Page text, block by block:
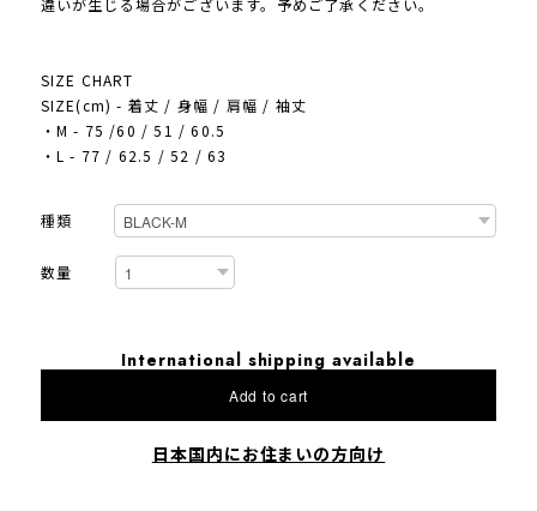
違いが生じる場合がございます。予めご了承ください。
SIZE CHART
SIZE(cm) - 着丈 / 身幅 / 肩幅 / 袖丈
・M - 75 /60 / 51 / 60.5
・L - 77 / 62.5 / 52 / 63
種類
数量
International shipping available
Add to cart
日本国内にお住まいの方向け